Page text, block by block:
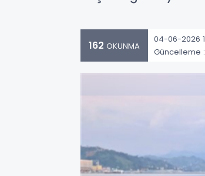
162 OKUNMA
04-06-2026
Güncelleme